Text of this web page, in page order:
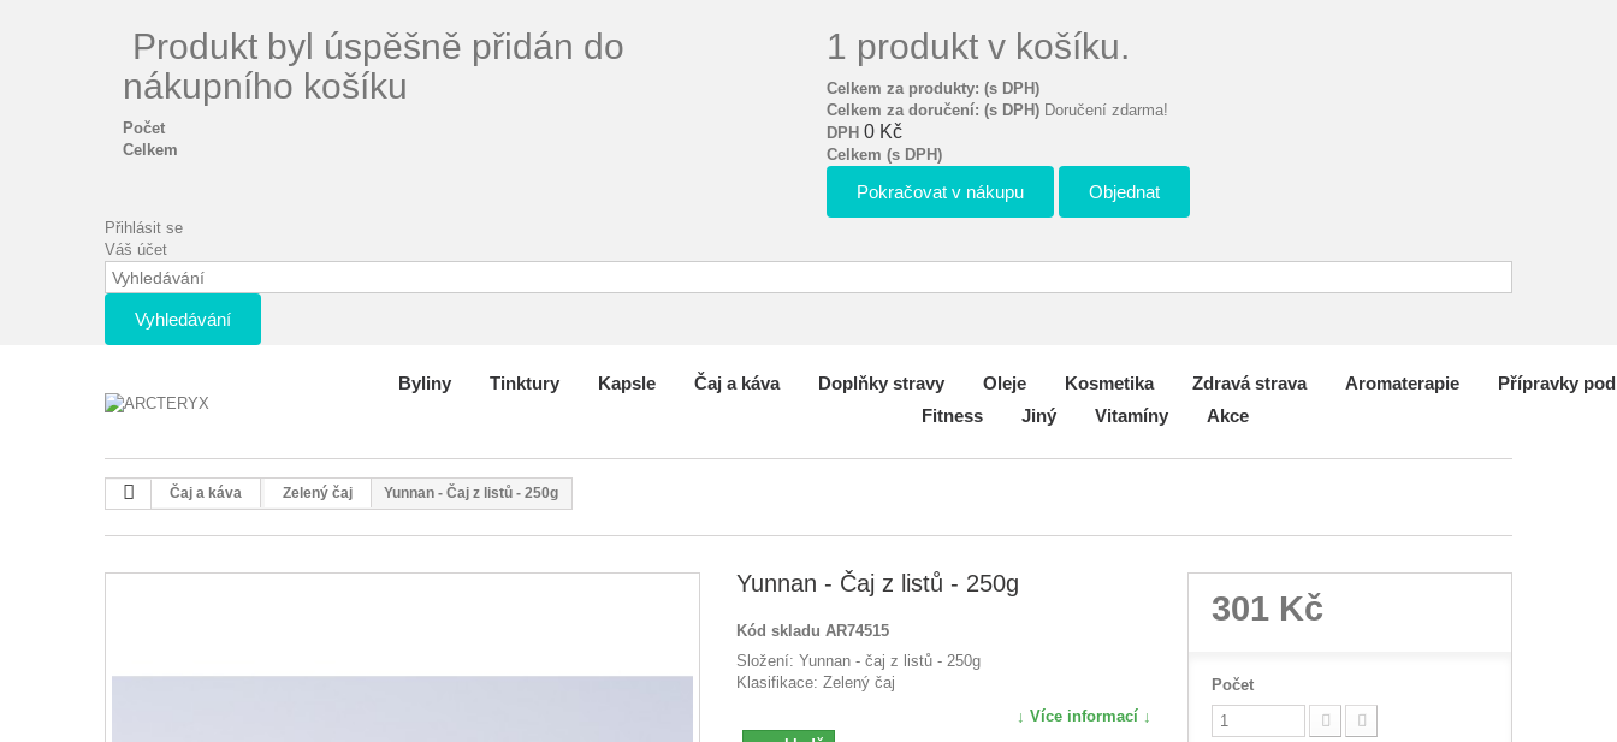
Produkt byl úspěšně přidán do
nákupního košíku
Počet
Celkem
1 produkt v košíku.
Celkem za produkty: (s DPH)
Celkem za doručení: (s DPH) Doručení zdarma!
DPH 0 Kč
Celkem (s DPH)
Pokračovat v nákupu Objednat
Přihlásit se
Váš účet
Vyhledávání
Byliny Tinktury Kapsle Čaj a káva Doplňky stravy Oleje Kosmetika Zdravá strava Aromaterapie
Přípravky
Fitness
Jiný Vitamíny Akce
Čaj a káva Zelený čaj Yunnan - Čaj z listů - 250g
Yunnan - Čaj z listů - 250g
Kód skladu AR74515
Složení: Yunnan - čaj z listů - 250g
Klasifikace: Zelený čaj
↓ Více informací ↓
301 Kč
Počet